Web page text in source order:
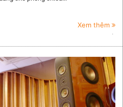
Xem thêm